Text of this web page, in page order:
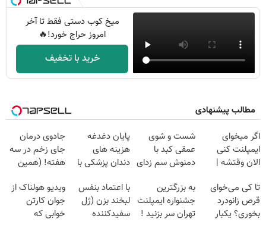
میخ کوب دستی فقط تا آخر
امروز حراج خورد!🔥
خرید با تخفیف
مطالب پیشنهادی
اگر میخوای
ایمپلنت کنی
الان وقتشه |
میلیون تومان!!!
شست و شوی
عمقی کبد با
دمنوش سم زدای
پایان دغدغه
هزینه های
دندان پزشکی با
خانگی
جادوی درمان
جای زخم در سه
هفته! (همین
صحبت کنید)
تا کی می‌خوای
قرص زانودرد
بخوری؟ یکبار
به بزرگترین
جشنواره ایمپلنت
تهران سر بزنید !
با اعتماد بنفس
لبخند بزن (ژل
سفیدکننده
ویدیو هولناک از
جوان کارتن
خوابی که